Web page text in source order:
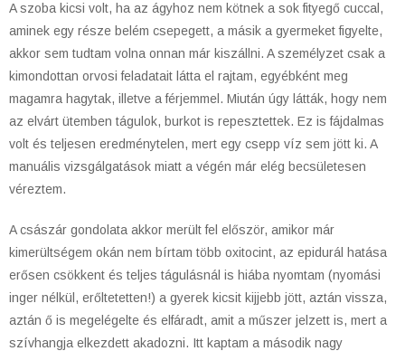
A szoba kicsi volt, ha az ágyhoz nem kötnek a sok fityegő cuccal,
aminek egy része belém csepegett, a másik a gyermeket figyelte,
akkor sem tudtam volna onnan már kiszállni. A személyzet csak a
kimondottan orvosi feladatait látta el rajtam, egyébként meg
magamra hagytak, illetve a férjemmel. Miután úgy látták, hogy nem
az elvárt ütemben tágulok, burkot is repesztettek. Ez is fájdalmas
volt és teljesen eredménytelen, mert egy csepp víz sem jött ki. A
manuális vizsgálgatások miatt a végén már elég becsületesen
véreztem.
A császár gondolata akkor merült fel először, amikor már
kimerültségem okán nem bírtam több oxitocint, az epidurál hatása
erősen csökkent és teljes tágulásnál is hiába nyomtam (nyomási
inger nélkül, erőltetetten!) a gyerek kicsit kijjebb jött, aztán vissza,
aztán ő is megelégelte és elfáradt, amit a műszer jelzett is, mert a
szívhangja elkezdett akadozni. Itt kaptam a második nagy